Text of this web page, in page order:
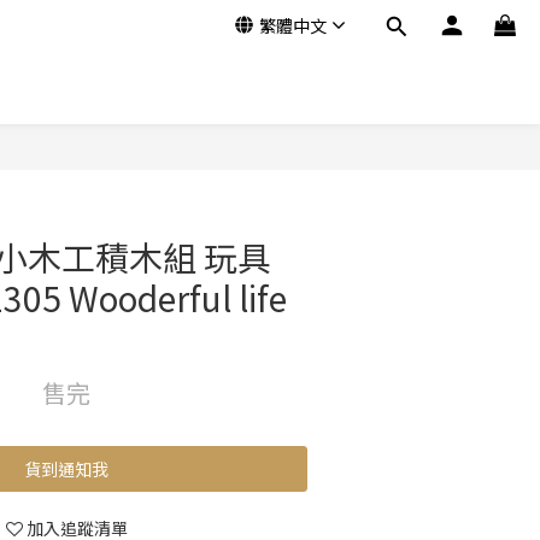
繁體中文
木工積木組 玩具
Wooderful life
售完
貨到通知我
加入追蹤清單